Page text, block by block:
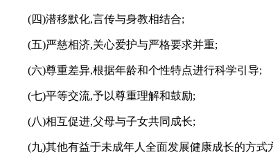
(四)潜移默化,言传与身教相结合;
(五)严慈相济,关心爱护与严格要求并重;
(六)尊重差异,根据年龄和个性特点进行科学引导;
(七)平等交流,予以尊重理解和鼓励;
(八)相互促进,父母与子女共同成长;
(九)其他有益于未成年人全面发展健康成长的方式